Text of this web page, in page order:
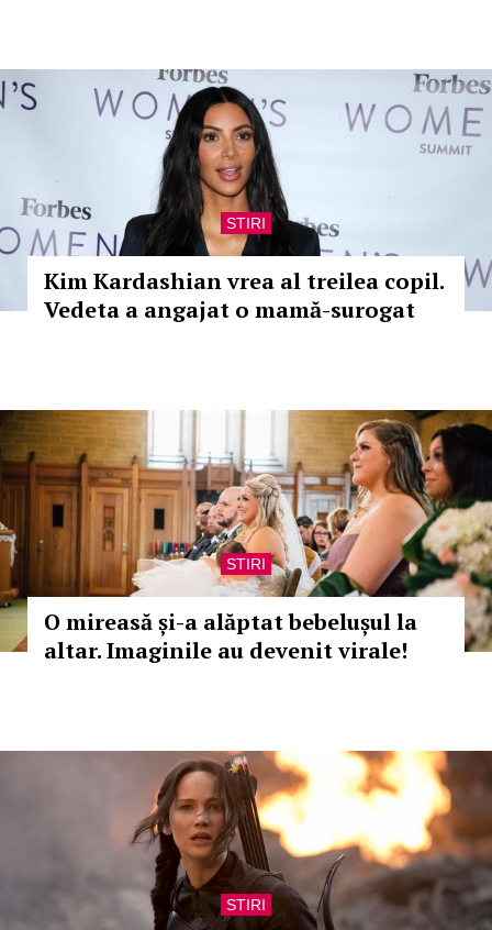
STIRI
Kim Kardashian vrea al treilea copil.
Vedeta a angajat o mamă-surogat
STIRI
O mireasă și-a alăptat bebelușul la
altar. Imaginile au devenit virale!
STIRI